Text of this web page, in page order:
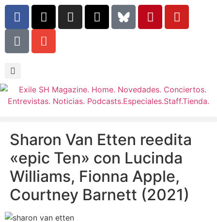
Sharon Van Etten reedita
«epic Ten» con Lucinda
Williams, Fionna Apple,
Courtney Barnett (2021)